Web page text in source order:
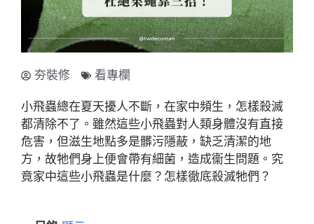
夯裝修 看專欄
小飛蟲總在夏天擾人不斷，在家中頻生，怎樣殺滅
都清除不了。雖然這些小飛蟲對人類身體沒有直接
危害，但滋生地點多是髒污隱蔽，缺乏清潔的地
方，故牠們身上便會帶有細菌，造成衞生問題。究
竟家中這些小飛蟲是什麼？怎樣徹底殺滅牠們？